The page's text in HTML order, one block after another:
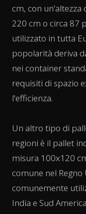
cm, con
220 cm o circa 87
utilizzato in tutta
popolarità deriva
nei container
requisiti di spazio
l'efficienza.
Un altro tipo di
regioni è il pallet
misura 100x120
comune nel
comunemente
India e Sud